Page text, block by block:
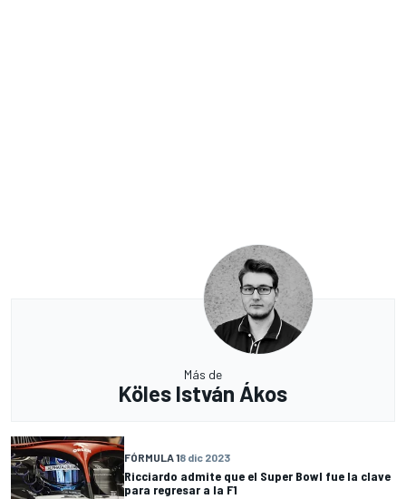
Más de
Köles István Ákos
FÓRMULA 18 dic 2023
Ricciardo admite que el Super Bowl fue la clave
para regresar a la F1